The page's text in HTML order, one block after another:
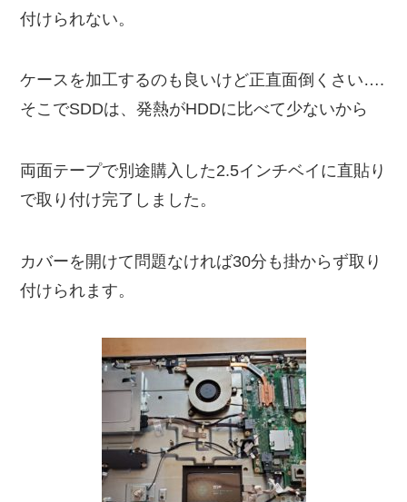
付けられない。
ケースを加工するのも良いけど正直面倒くさい….
そこでSDDは、発熱がHDDに比べて少ないから
両面テープで別途購入した2.5インチベイに直貼り
で取り付け完了しました。
カバーを開けて問題なければ30分も掛からず取り
付けられます。